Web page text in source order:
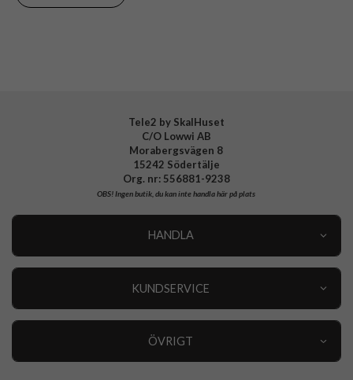
Varumärke
Tele2 by SkalHuset
C/O Lowwi AB
Morabergsvägen 8
15242 Södertälje
Org. nr: 556881-9238
OBS!Ingen butik, du kan inte handla här på plats
HANDLA
KUNDSERVICE
ÖVRIGT